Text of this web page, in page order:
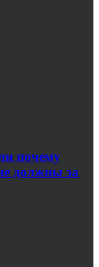
почему
должны за